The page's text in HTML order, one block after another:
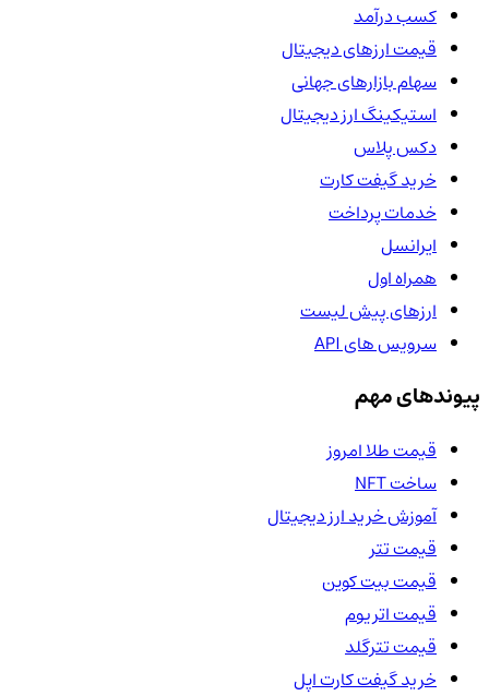
کسب درآمد
قیمت ارزهای دیجیتال
سهام بازارهای جهانی
استیکینگ ارز دیجیتال
دکس پلاس
خرید گیفت کارت
خدمات پرداخت
ایرانسل
همراه اول
ارزهای پیش لیست
سرویس های API
پیوندهای مهم
قیمت طلا امروز
ساخت NFT
آموزش خرید ارز دیجیتال
قیمت تتر
قیمت بیت کوین
قیمت اتریوم
قیمت تترگلد
خرید گیفت کارت اپل